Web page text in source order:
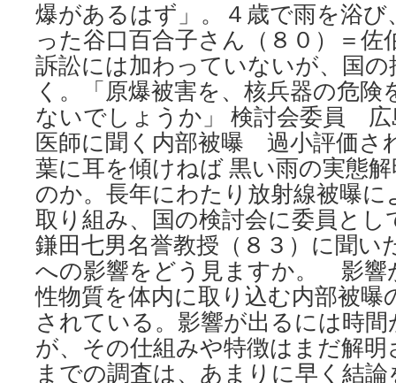
爆があるはず」。４歳で雨を浴
った谷口百合子さん（８０）＝佐
訴訟には加わっていないが、国
く。「原爆被害を、核兵器の危
ないでしょうか」 検討会委員
医師に聞く内部被曝 過小評価さ
葉に耳を傾けねば 黒い雨の実態
のか。長年にわたり放射線被曝
取り組み、国の検討会に委員とし
鎌田七男名誉教授（８３）に聞
への影響をどう見ますか。 影響
性物質を体内に取り込む内部被曝
されている。影響が出るには時
が、その仕組みや特徴はまだ解
までの調査は、あまりに早く結